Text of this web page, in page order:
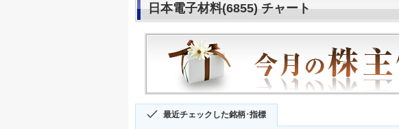
日本電子材料(6855) チャート
最近チェックした銘柄･指標